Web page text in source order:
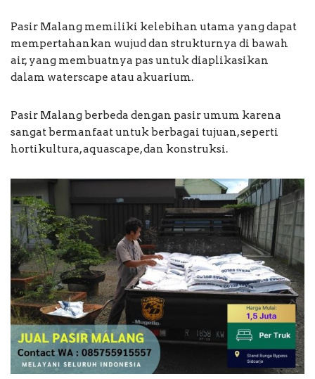
Pasir Malang memiliki kelebihan utama yang dapat
mempertahankan wujud dan strukturnya di bawah
air, yang membuatnya pas untuk diaplikasikan
dalam waterscape atau akuarium.
Pasir Malang berbeda dengan pasir umum karena
sangat bermanfaat untuk berbagai tujuan, seperti
hortikultura, aquascape, dan konstruksi.